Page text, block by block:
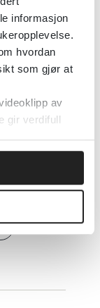
informasjon
hvordan
som gjør at
av
gir verdifull